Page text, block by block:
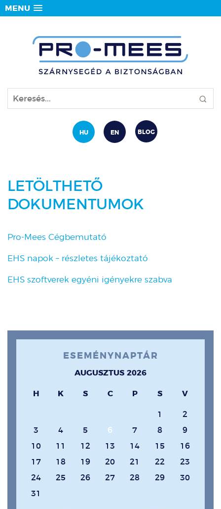
MENU
BLOG
HU EN
LETÖLTHETŐ
DOKUMENTUMOK
Pro-Mees Cégbemutató
EHS napok – részletes tájékoztató
EHS szoftverek egyéni igényekre szabva
ESEMÉNYNAPTÁR
AUGUSZTUS 2026
H K S C P S V
1
2
3
4 5 6 7 8
9
10
11 12 13 14 15
16
17
18 19 20 21 22
23
24
25 26 27 28 29
30
31